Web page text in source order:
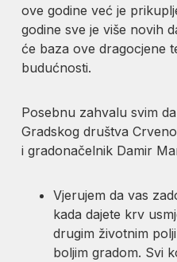
ove godine već je
godine sve je više novih
će baza ove dragocjene
budućnosti.
Posebnu zahvalu svim
Gradskog društva
i gradonačelnik Damir
Vjerujem da vas
kada dajete krv
drugim životnim
boljim gradom. Svi